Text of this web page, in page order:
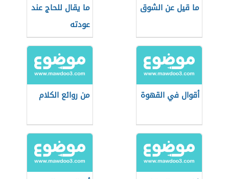
ما قيل عن الشوق
ما يقال للحاج عند
عودته
أقوال في القهوة من روائع الكلام